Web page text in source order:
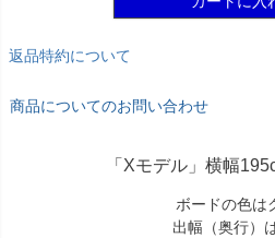
返品特約について
商品についてのお問い合わせ
「Xモデル」横幅
ボードの色は
出幅（奥行）